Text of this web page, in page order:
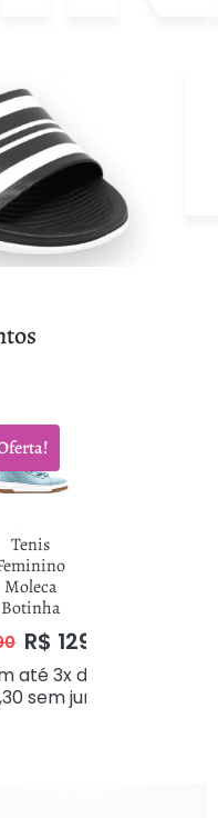
Tenis
Moleca
Botinha
R$ 129,90
até 3x de
sem juros